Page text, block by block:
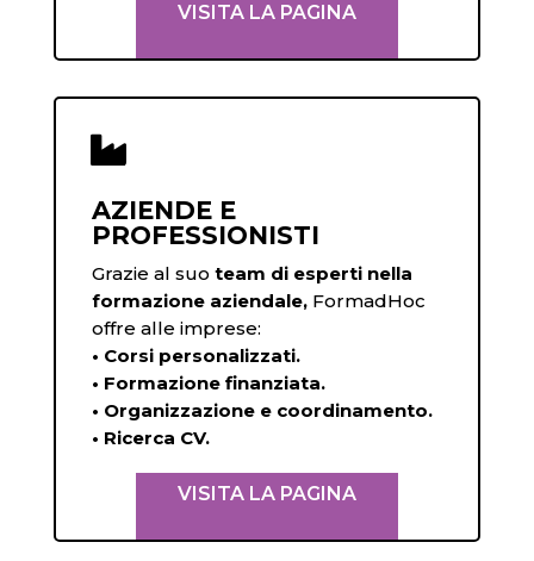
VISITA LA PAGINA

AZIENDE E
PROFESSIONISTI
Grazie al suo team di esperti nella
formazione aziendale,FormadHoc
offre alle imprese:
• Corsi personalizzati.
• Formazione finanziata.
• Organizzazione e coordinamento.
• Ricerca CV.
VISITA LA PAGINA